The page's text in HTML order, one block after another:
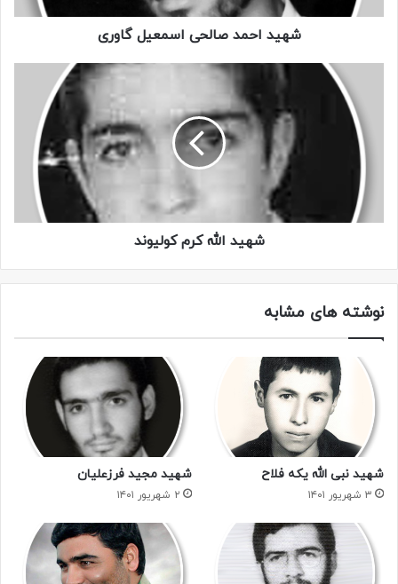
شهید گردان علی اکبر
شهید احمد صالحی اسمعیل گاوری
شهید الله کرم کولیوند
نوشته های مشابه
شهید نبی الله یکه فلاح
۳ شهریور ۱۴۰۱
شهید مجید فرزعلیان
۲ شهریور ۱۴۰۱